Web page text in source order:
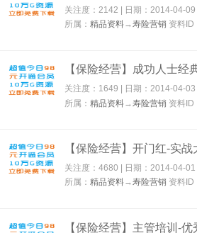
关注度：2142 | 日期： 2014-04-09
所属：精品资料→寿险营销 资料ID
关注度：1649 | 日期：2014-04-03
所属：精品资料→寿险营销 资料ID
关注度：4680 | 日期：2014-04-01
所属：精品资料→寿险营销 资料ID